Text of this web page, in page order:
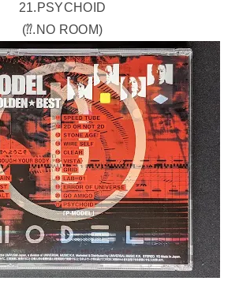
21.PSYCHOID
(⁇.NO ROOM)